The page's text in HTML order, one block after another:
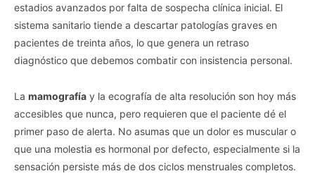
estadios avanzados por falta de sospecha clínica inicial. El
sistema sanitario tiende a descartar patologías graves en
pacientes de treinta años, lo que genera un retraso
diagnóstico que debemos combatir con insistencia personal.
La mamografía y la ecografía de alta resolución son hoy más
accesibles que nunca, pero requieren que el paciente dé el
primer paso de alerta. No asumas que un dolor es muscular o
que una molestia es hormonal por defecto, especialmente si la
sensación persiste más de dos ciclos menstruales completos.